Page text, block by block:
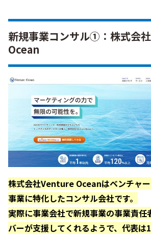
新規事業コンサル①：株式会
Ocean
株式会社Venture Oceanはベンチャ
事業に特化したコンサル会社です。
実際に事業会社で新規事業の事業責任
バーが支援してくれるようで、代表は